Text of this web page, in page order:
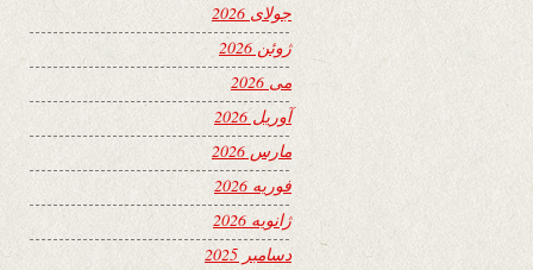
جولای 2026
ژوئن 2026
می 2026
آوریل 2026
مارس 2026
فوریه 2026
ژانویه 2026
دسامبر 2025